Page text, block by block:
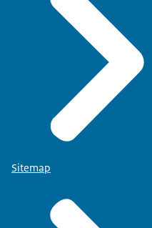
Sitemap